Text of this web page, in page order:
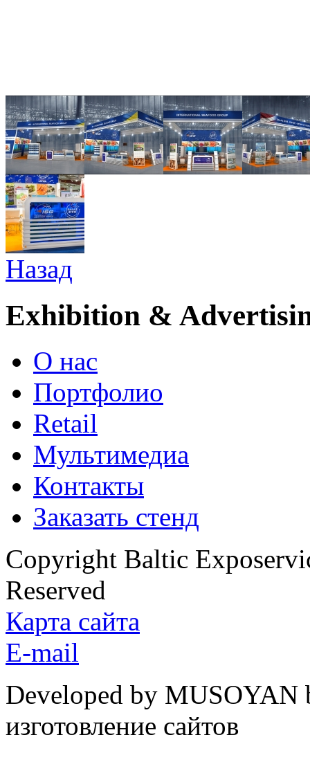
Назад
Exhibition &
О нас
Портфолио
Retail
Мультимедиа
Контакты
Заказать стенд
Copyright Baltic
Reserved
Карта сайта
E-mail
Developed by
изготовление сайтов